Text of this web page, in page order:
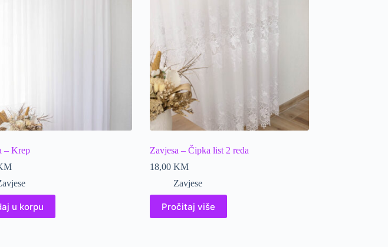
– Krep
u korpu
Zavjesa – Čipka list 2 reda
18,00 KM
Zavjese
Pročitaj više